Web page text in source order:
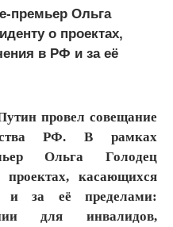
премьер Ольга
о проектах,
в РФ и за её
провел совещание
РФ. В рамках
Ольга Голодец
проектах, касающихся
и за её пределами:
для инвалидов,